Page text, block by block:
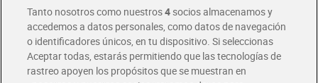
Envío gratis por compras superiores a 100€
Envío estandar por 4,99€
Tanto nosotros como nuestros4socios almacenamos y
accedemos a datos personales, como datos de navegación
o identificadores únicos, en tu dispositivo. Si seleccionas
Aceptar todas, estarás permitiendo que las tecnologías de
rastreo apoyen los propósitos que se muestran en